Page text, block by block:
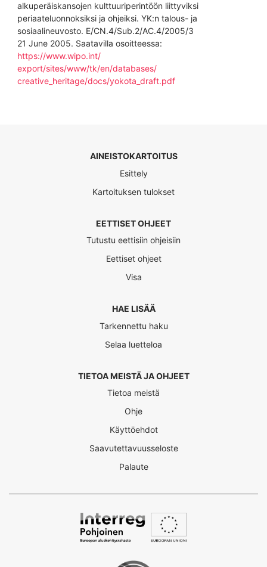
alkuperäiskansojen kulttuuriperintöön liittyviksi
periaateluonnoksiksi ja ohjeiksi. YK:n talous- ja
sosiaalineuvosto. E/CN.4/Sub.2/AC.4/2005/3
21 June 2005. Saatavilla osoitteessa:
https://www.wipo.int/
export/sites/www/tk/en/databases/
creative_heritage/docs/yokota_draft.pdf
AINEISTOKARTOITUS
Esittely
Kartoituksen tulokset
EETTISET OHJEET
Tutustu eettisiin ohjeisiin
Eettiset ohjeet
Visa
HAE LISÄÄ
Tarkennettu haku
Selaa luetteloa
TIETOA MEISTÄ JA OHJEET
Tietoa meistä
Ohje
Käyttöehdot
Saavutettavuusseloste
Palaute